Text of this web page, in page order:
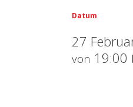
Datum
27
von 19:00